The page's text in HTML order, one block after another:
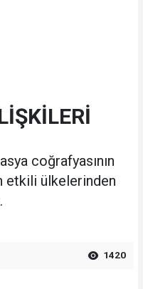
coğrafyasının
etkili ülkelerinden
1420